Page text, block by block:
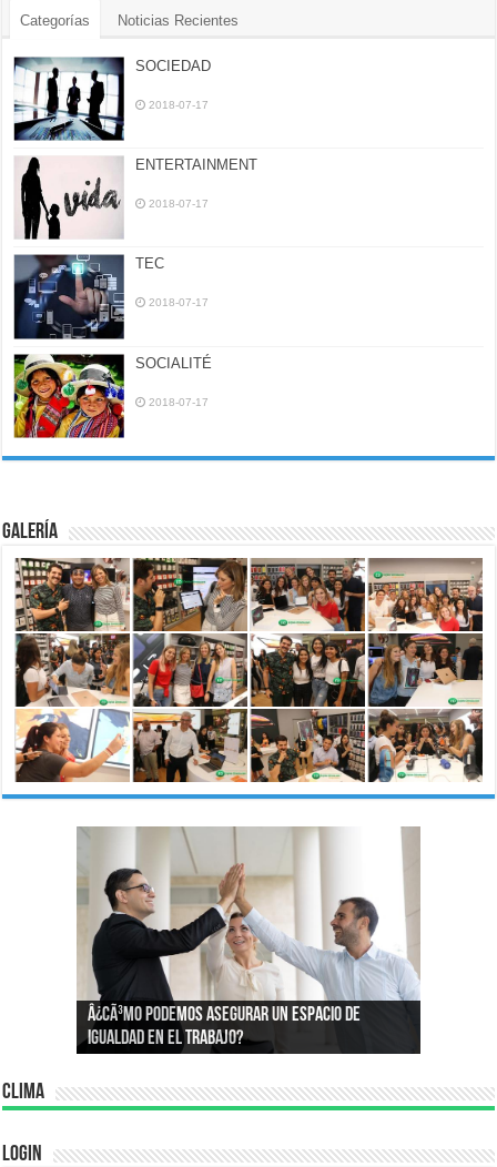
Categorías Noticias Recientes
SOCIEDAD
2018-07-17
ENTERTAINMENT
2018-07-17
TEC
2018-07-17
SOCIALITÉ
2018-07-17
Galería
Â¿CÃ³mo podemos asegurar un espacio de
igualdad en el trabajo?
Â¿Por quÃ© compramos lo que compramos?:
Conoce la psicologÃ­a que define nuestros
consumos
Clima
Login